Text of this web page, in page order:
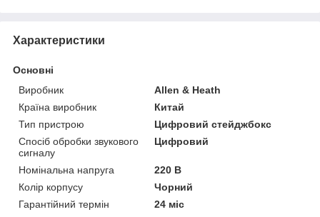
Характеристики
Основні
Виробник
Allen & Heath
Країна виробник
Китай
Тип пристрою
Цифровий стейджбокс
Спосіб обробки звукового
сигналу
Цифровий
Номінальна напруга
220 В
Колір корпусу
Чорний
Гарантійний термін
24 міс